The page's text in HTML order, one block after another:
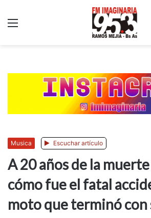
Musica Escuchar artículo
A 20 años de la
cómo fue el fatal
moto que terminó con